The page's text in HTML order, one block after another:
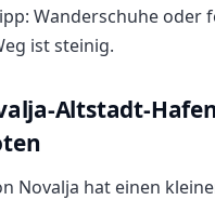
Wanderschuhe oder
ist steinig.
Altstadt-
Novalja hat einen